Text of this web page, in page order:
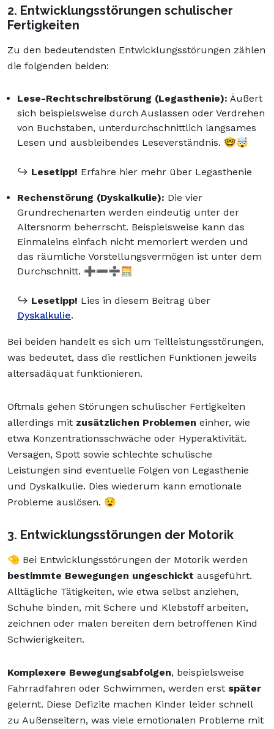
2. Entwicklungsstörungen schulischer
Fertigkeiten
Zu den bedeutendsten Entwicklungsstörungen zählen
die folgenden beiden:
Lese-Rechtschreibstörung (Legasthenie): Äußert
sich beispielsweise durch Auslassen oder Verdrehen
von Buchstaben, unterdurchschnittlich langsames
Lesen und ausbleibendes Leseverständnis. 🤓🤯
↪️ Lesetipp! Erfahre hier mehr über Legasthenie
Rechenstörung (Dyskalkulie): Die vier
Grundrechenarten werden eindeutig unter der
Altersnorm beherrscht. Beispielsweise kann das
Einmaleins einfach nicht memoriert werden und
das räumliche Vorstellungsvermögen ist unter dem
Durchschnitt. ➕➖➗🧮
↪️ Lesetipp! Lies in diesem Beitrag über
Dyskalkulie.
Bei beiden handelt es sich um Teilleistungsstörungen,
was bedeutet, dass die restlichen Funktionen jeweils
altersadäquat funktionieren.
Oftmals gehen Störungen schulischer Fertigkeiten
allerdings mit zusätzlichen Problemen einher, wie
etwa Konzentrationsschwäche oder Hyperaktivität.
Versagen, Spott sowie schlechte schulische
Leistungen sind eventuelle Folgen von Legasthenie
und Dyskalkulie. Dies wiederum kann emotionale
Probleme auslösen. 😧
3. Entwicklungsstörungen der Motorik
🤏 Bei Entwicklungsstörungen der Motorik werden
bestimmte Bewegungen ungeschickt ausgeführt.
Alltägliche Tätigkeiten, wie etwa selbst anziehen,
Schuhe binden, mit Schere und Klebstoff arbeiten,
zeichnen oder malen bereiten dem betroffenen Kind
Schwierigkeiten.
Komplexere Bewegungsabfolgen, beispielsweise
Fahrradfahren oder Schwimmen, werden erst später
gelernt. Diese Defizite machen Kinder leider schnell
zu Außenseitern, was viele emotionalen Probleme mit